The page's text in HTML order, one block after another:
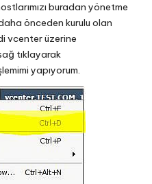
buradan yönetme
önceden kurulu olan
vcenter üzerine
tıklayarak
yapıyorum.